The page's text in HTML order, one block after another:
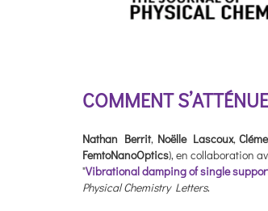
COMMENT
Nathan Berrit, Noëlle Lascoux,
FemtoNanoOptics), en collaboration
"Vibrational damping of single
Physical Chemistry Letters.